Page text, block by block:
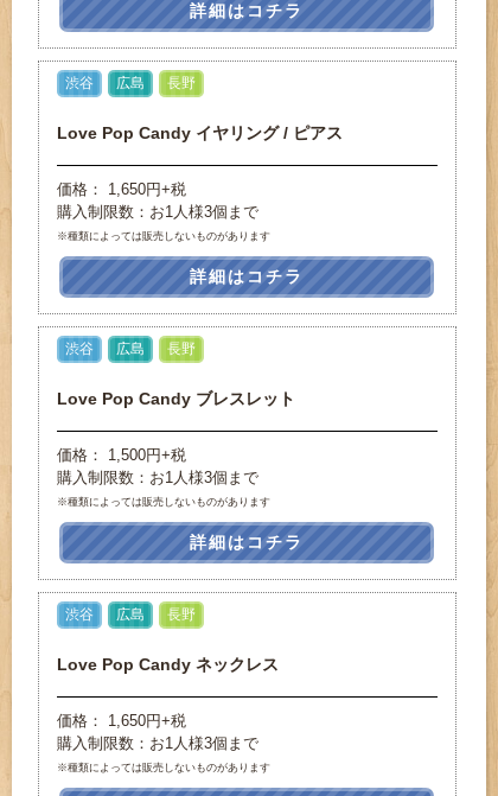
詳細はコチラ
渋谷 広島 長野
Love Pop Candy イヤリング / ピアス
価格： 1,650円+税
購入制限数：お1人様3個まで
※種類によっては販売しないものがあります
詳細はコチラ
渋谷 広島 長野
Love Pop Candy ブレスレット
価格： 1,500円+税
購入制限数：お1人様3個まで
※種類によっては販売しないものがあります
詳細はコチラ
渋谷 広島 長野
Love Pop Candy ネックレス
価格： 1,650円+税
購入制限数：お1人様3個まで
※種類によっては販売しないものがあります